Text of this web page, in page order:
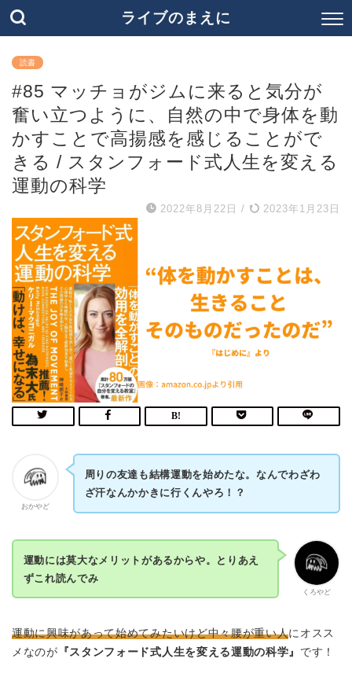
ライブのまえに
読書
#85 マッチョがジムに来ると気分が
奮い立つように、自然の中で身体を動
かすことで高揚感を感じることがで
きる / スタンフォード式人生を変える
運動の科学
2022年8月22日 / 2023年1月23日
おかやど
周りの友達も結構運動を始めたな。なんでわざわ
ざ汗なんかかきに行くんやろ！？
くろやど
運動には莫大なメリットがあるからや。とりあえ
ずこれ読んでみ
運動に興味があって始めてみたいけど中々腰が重い人にオスス
メなのが 『スタンフォード式人生を変える運動の科学』 です！